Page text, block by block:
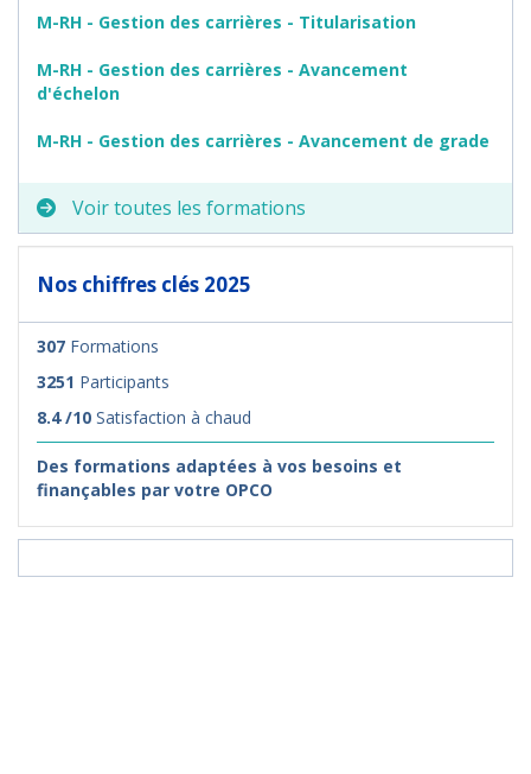
M-RH - Gestion des carrières - Titularisation
M-RH - Gestion des carrières - Avancement
d'échelon
M-RH - Gestion des carrières - Avancement de grade
Voir toutes les formations
Nos chiffres clés 2025
307 Formations
3251 Participants
8.4 /10 Satisfaction à chaud
Des formations adaptées à vos besoins et
finançables par votre OPCO